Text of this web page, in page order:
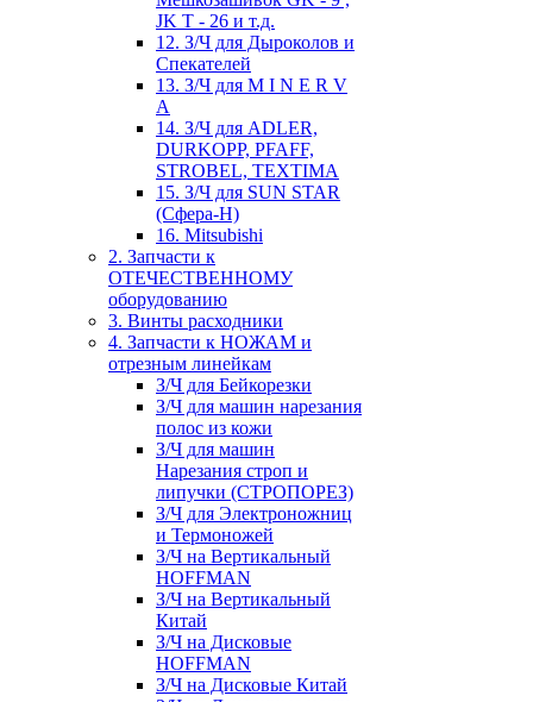
JK T - 26 и т.д.
12. З/Ч для Дыроколов и
Спекателей
13. З/Ч для M I N E R V
A
14. З/Ч для ADLER,
DURKOPP, PFAFF,
STROBEL, TEXTIMA
15. З/Ч для SUN STAR
(Сфера-Н)
16. Mitsubishi
2. Запчасти к
ОТЕЧЕСТВЕННОМУ
оборудованию
3. Винты расходники
4. Запчасти к НОЖАМ и
отрезным линейкам
З/Ч для Бейкорезки
З/Ч для машин нарезания
полос из кожи
З/Ч для машин
Нарезания строп и
липучки (СТРОПОРЕЗ)
З/Ч для Электроножниц
и Термоножей
З/Ч на Вертикальный
HOFFMAN
З/Ч на Вертикальный
Китай
З/Ч на Дисковые
HOFFMAN
З/Ч на Дисковые Китай